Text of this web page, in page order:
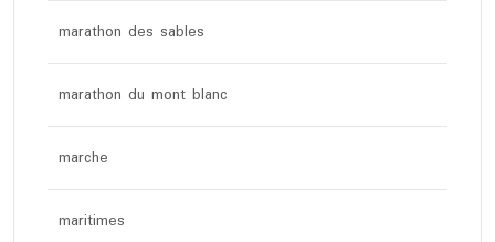
marathon des sables
marathon du mont blanc
marche
maritimes